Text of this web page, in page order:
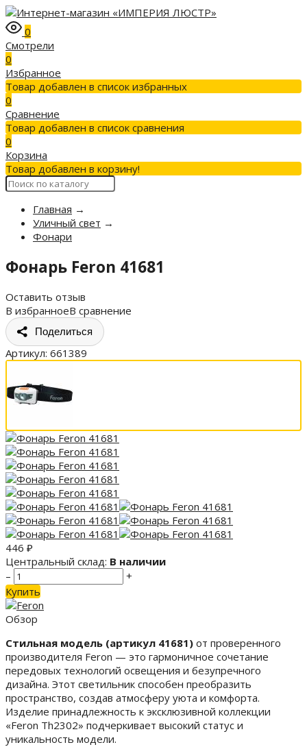
0
Смотрели
0
Избранное
Товар добавлен в список избранных
0
Сравнение
Товар добавлен в список сравнения
0
Корзина
Товар добавлен в корзину!
Главная →
Уличный свет →
Фонари
Фонарь Feron 41681
Оставить отзыв
В избранноеВ сравнение
Поделиться
Артикул: 661389
446 ₽
Центральный склад: В наличии
–
+
Купить
Обзор
Стильная модель (артикул 41681) от проверенного
производителя Feron — это гармоничное сочетание
передовых технологий освещения и безупречного
дизайна. Этот светильник способен преобразить
пространство, создав атмосферу уюта и комфорта.
Изделие принадлежность к эксклюзивной коллекции
«Feron Th2302» подчеркивает высокий статус и
уникальность модели.